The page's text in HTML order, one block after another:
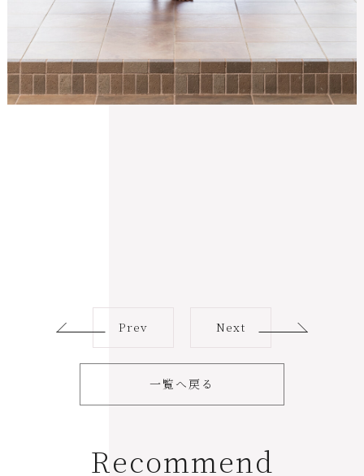
Prev
一覧へ戻る
Next
Recommend